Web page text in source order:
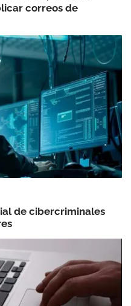
correos de
de cibercriminales